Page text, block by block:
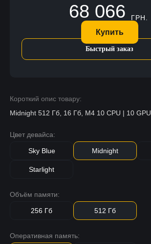
Короткий опис товару:
Midnight 512 Гб, 16 Гб, M4 10 CPU | 10 GPU
Цвет девайса:
Sky Blue Midnight
Starlight
Объём памяти:
256 Гб 512 Гб
Оперативная память:
68 066 ГРН.
Купить
Быстрый заказ